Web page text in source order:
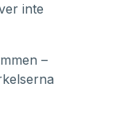
inte
–